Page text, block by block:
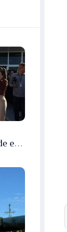
Governador Roberto Cidade entrega readequação do ambulatório da FCecon e amplia capacidade de atendimento oncológico em Manaus